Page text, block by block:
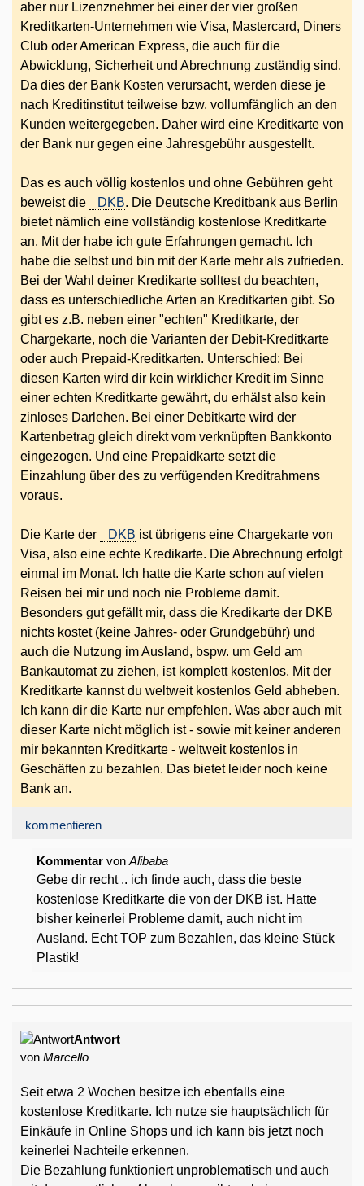
aber nur Lizenznehmer bei einer der vier großen
Kreditkarten-Unternehmen wie Visa, Mastercard, Diners
Club oder American Express, die auch für die
Abwicklung, Sicherheit und Abrechnung zuständig sind.
Da dies der Bank Kosten verursacht, werden diese je
nach Kreditinstitut teilweise bzw. vollumfänglich an den
Kunden weitergegeben. Daher wird eine Kreditkarte von
der Bank nur gegen eine Jahresgebühr ausgestellt.
Das es auch völlig kostenlos und ohne Gebühren geht
beweist die
DKB. Die Deutsche Kreditbank aus Berlin
bietet nämlich eine vollständig kostenlose Kreditkarte
an. Mit der habe ich gute Erfahrungen gemacht. Ich
habe die selbst und bin mit der Karte mehr als zufrieden.
Bei der Wahl deiner Kredikarte solltest du beachten,
dass es unterschiedliche Arten an Kreditkarten gibt. So
gibt es z.B. neben einer "echten" Kreditkarte, der
Chargekarte, noch die Varianten der Debit-Kreditkarte
oder auch Prepaid-Kreditkarten. Unterschied: Bei
diesen Karten wird dir kein wirklicher Kredit im Sinne
einer echten Kreditkarte gewährt, du erhälst also kein
zinloses Darlehen. Bei einer Debitkarte wird der
Kartenbetrag gleich direkt vom verknüpften Bankkonto
eingezogen. Und eine Prepaidkarte setzt die
Einzahlung über des zu verfügenden Kreditrahmens
voraus.
Die Karte der DKB ist übrigens eine Chargekarte von
Visa, also eine echte Kredikarte. Die Abrechnung erfolgt
einmal im Monat. Ich hatte die Karte schon auf vielen
Reisen bei mir und noch nie Probleme damit.
Besonders gut gefällt mir, dass die Kredikarte der DKB
nichts kostet (keine Jahres- oder Grundgebühr) und
auch die Nutzung im Ausland, bspw. um Geld am
Bankautomat zu ziehen, ist komplett kostenlos. Mit der
Kreditkarte kannst du weltweit kostenlos Geld abheben.
Ich kann dir die Karte nur empfehlen. Was aber auch mit
dieser Karte nicht möglich ist - sowie mit keiner anderen
mir bekannten Kreditkarte - weltweit kostenlos in
Geschäften zu bezahlen. Das bietet leider noch keine
Bank an.
kommentieren
Kommentar von Alibaba
Gebe dir recht .. ich finde auch, dass die beste
kostenlose Kreditkarte die von der DKB ist. Hatte
bisher keinerlei Probleme damit, auch nicht im
Ausland. Echt TOP zum Bezahlen, das kleine Stück
Plastik!
Antwort
von Marcello
Seit etwa 2 Wochen besitze ich ebenfalls eine
kostenlose Kreditkarte. Ich nutze sie hauptsächlich für
Einkäufe in Online Shops und ich kann bis jetzt noch
keinerlei Nachteile erkennen.
Die Bezahlung funktioniert unproblematisch und auch